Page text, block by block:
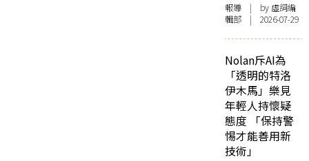
報導 | by 虛詞編
輯部 | 2026-07-29
Nolan斥AI為
「透明的特洛
伊木馬」樂見
年輕人持懷疑
態度 「保持警
惕才能善用新
技術」